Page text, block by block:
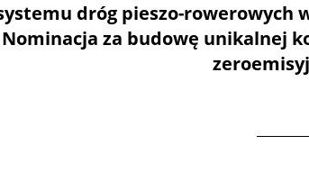
dróg pieszo-rowerowych
Nominacja za budowę